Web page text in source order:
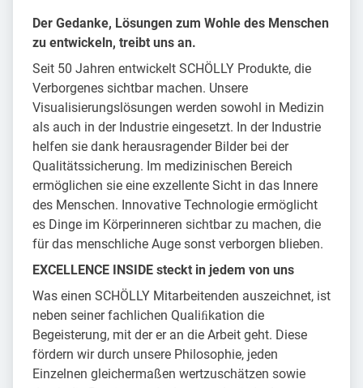
Der Gedanke, Lösungen zum Wohle des Menschen
zu entwickeln, treibt uns an.
Seit 50 Jahren entwickelt SCHÖLLY Produkte, die
Verborgenes sichtbar machen. Unsere
Visualisierungslösungen werden sowohl in Medizin
als auch in der Industrie eingesetzt. In der Industrie
helfen sie dank herausragender Bilder bei der
Qualitätssicherung. Im medizinischen Bereich
ermöglichen sie eine exzellente Sicht in das Innere
des Menschen. Innovative Technologie ermöglicht
es Dinge im Körperinneren sichtbar zu machen, die
für das menschliche Auge sonst verborgen blieben.
EXCELLENCE INSIDE steckt in jedem von uns
Was einen SCHÖLLY Mitarbeitenden auszeichnet, ist
neben seiner fachlichen Qualiﬁkation die
Begeisterung, mit der er an die Arbeit geht. Diese
fördern wir durch unsere Philosophie, jeden
Einzelnen gleichermaßen wertzuschätzen sowie